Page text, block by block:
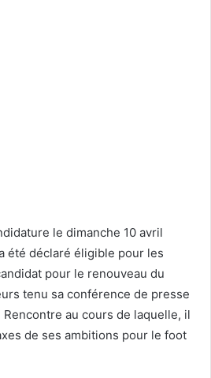
le dimanche 10 avril
été déclaré éligible pour les
pour le renouveau du
tenu sa conférence de presse
au cours de laquelle, il
de ses ambitions pour le foot